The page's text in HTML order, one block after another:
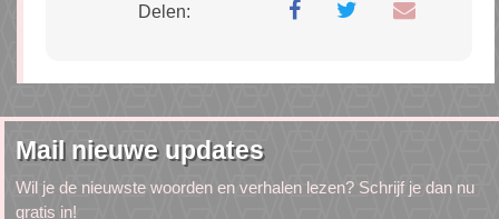
Delen:
Mail nieuwe updates
Wil je de nieuwste woorden en verhalen lezen? Schrijf je dan nu
gratis in!